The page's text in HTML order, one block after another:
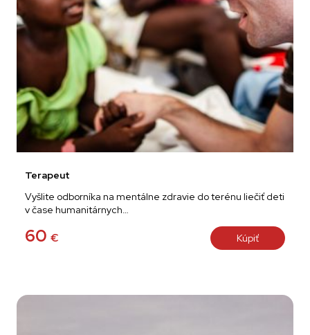
Terapeut
60 €
Vyšlite odborníka na mentálne zdravie do terénu liečiť deti
v čase humanitárnych…
Kúpiť